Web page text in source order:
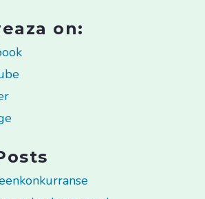
on: